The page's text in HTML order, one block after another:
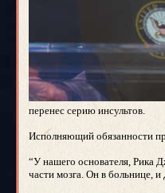
перенес серию инсультов.
Исполняющий обязанности
“У нашего основателя, Рика
части мозга. Он в больнице,